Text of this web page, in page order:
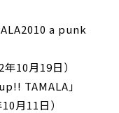
a punk
10月19日）
TAMALA」
月11日）